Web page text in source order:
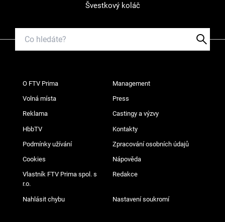
Švestkový koláč
O FTV Prima Management
Volná místa Press
Reklama Castingy a výzvy
HbbTV Kontakty
Podmínky užívání Zpracování osobních údajů
Cookies Nápověda
Vlastník FTV Prima spol. s
r.o.
Redakce
Nahlásit chybu Nastavení soukromí